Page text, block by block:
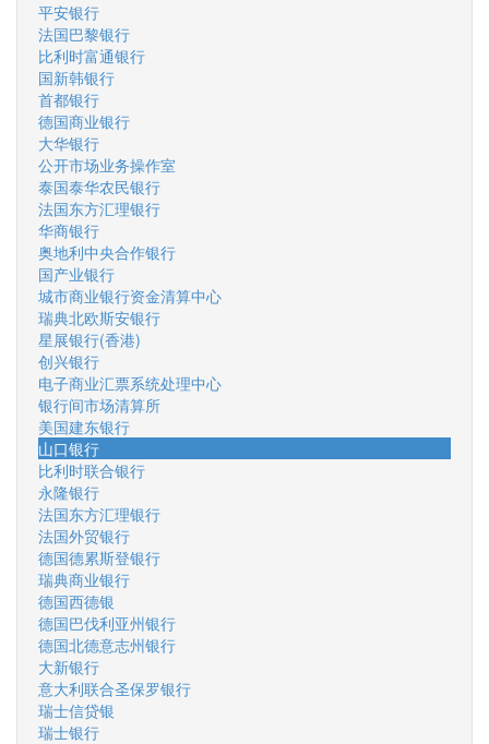
平安银行
法国巴黎银行
比利时富通银行
国新韩银行
首都银行
德国商业银行
大华银行
公开市场业务操作室
泰国泰华农民银行
法国东方汇理银行
华商银行
奥地利中央合作银行
国产业银行
城市商业银行资金清算中心
瑞典北欧斯安银行
星展银行(香港)
创兴银行
电子商业汇票系统处理中心
银行间市场清算所
美国建东银行
山口银行
比利时联合银行
永隆银行
法国东方汇理银行
法国外贸银行
德国德累斯登银行
瑞典商业银行
德国西德银
德国巴伐利亚州银行
德国北德意志州银行
大新银行
意大利联合圣保罗银行
瑞士信贷银
瑞士银行